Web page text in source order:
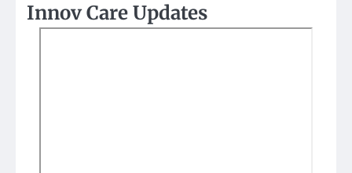
Innov Care Updates